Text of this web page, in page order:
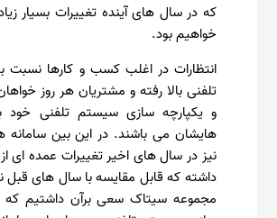
که در سال های آینده تغییرات بسیار
خواهیم بود.
انتظارات در اغلب کسب و کارها
تلفنی بالا رفته و مشتریان هر روز
و یکپارچه سازی سیستم تلفنی خود
هایشان می باشند. در این بین سامانه
نیز در سال های اخیر تغییرات عمده ای
داشته که قابل مقایسه با سال های قبل
مجموعه سیتاک سعی برآن داشتیم که با